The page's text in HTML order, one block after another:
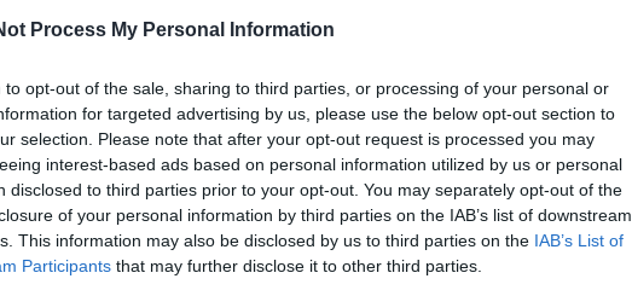
Process My Personal Information
to opt-out of the sale, sharing to third parties, or processing of your personal or
for targeted advertising by us, please use the below opt-out section to
selection. Please note that after your opt-out request is processed you may
interest-based ads based on personal information utilized by us or personal
disclosed to third parties prior to your opt-out. You may separately opt-out of the
of your personal information by third parties on the IAB’s list of downstream
This information may also be disclosed by us to third parties on the IAB’s List of
Participants that may further disclose it to other third parties.